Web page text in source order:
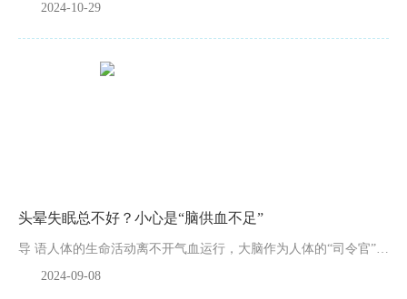
2024-10-29
头晕失眠总不好？小心是“脑供血不足”
导 语人体的生命活动离不开气血运行，大脑作为人体的“司令官”，尤其需要气血滋养，才能够顺利完成一系列生命活动。当脑供血不足时，人的日常生活也难免受到影响。 供血不足危害大脑供血不足严格来讲并不...
2024-09-08